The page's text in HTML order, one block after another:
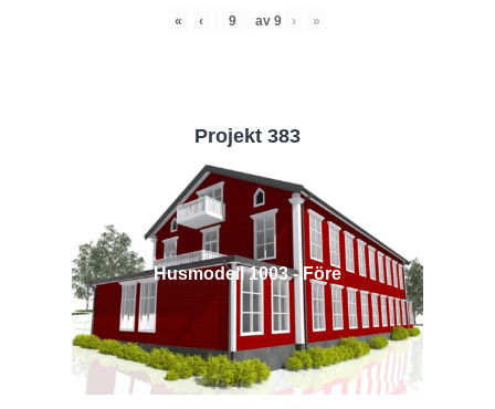
« ‹ av 9 › »
Projekt 383
Husmodell 1003 - Före